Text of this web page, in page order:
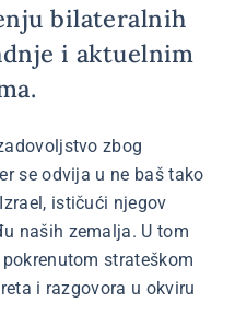
bilateralnih
i aktuelnim
zbog
se odvija u ne baš tako
ističući njegov
naših zemalja. U tom
strateškom
i razgovora u okviru